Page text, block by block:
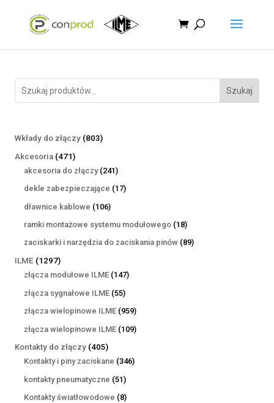
Szukaj
Wkłady do złączy 803803
Akcesoria 471471
produktów
akcesoria do złączy 241241
produktów
dekle zabezpieczające 1717
dławnice kablowe 106106
produktów
ramki montażowe systemu modułowego 1818
produktów
zaciskarki i narzędzia do zaciskania pinów 8989
ILME 12971297
produktów
złącza modułowe ILME 147147
złącza sygnałowe ILME 5555
produktów
złącza wielopinowe ILME 959959
produktów
złącza wielopinowe ILME 109109
Kontakty do złączy 405405
produktów
Kontakty i piny zaciskane 346346
kontakty pneumatyczne 5151
produktów
Kontakty światłowodowe 88